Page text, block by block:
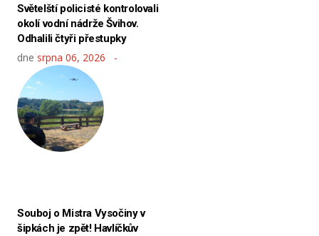
Světelští policisté kontrolovali
okolí vodní nádrže Švihov.
Odhalili čtyři přestupky
dne srpna 06, 2026
Souboj o Mistra Vysočiny v
šipkách je zpět! Havlíčkův